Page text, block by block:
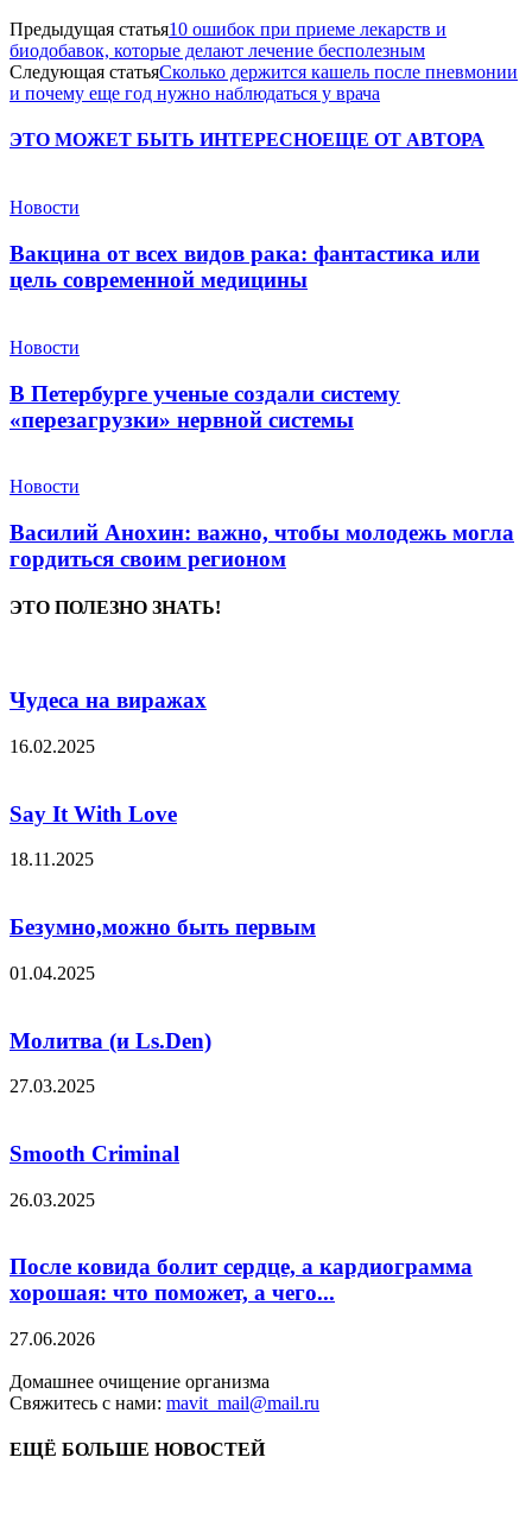
Предыдущая статья10 ошибок при приеме лекарств и
биодобавок, которые делают лечение бесполезным
Следующая статьяСколько держится кашель после пневмонии
и почему еще год нужно наблюдаться у врача
ЭТО МОЖЕТ БЫТЬ ИНТЕРЕСНОЕЩЕ ОТ АВТОРА
Новости
Вакцина от всех видов рака: фантастика или
цель современной медицины
Новости
В Петербурге ученые создали систему
«перезагрузки» нервной системы
Новости
Василий Анохин: важно, чтобы молодежь могла
гордиться своим регионом
ЭТО ПОЛЕЗНО ЗНАТЬ!
Чудеса на виражах
16.02.2025
Say It With Love
18.11.2025
Безумно,можно быть первым
01.04.2025
Молитва (и Ls.Den)
27.03.2025
Smooth Criminal
26.03.2025
После ковида болит сердце, а кардиограмма
хорошая: что поможет, а чего...
27.06.2026
Домашнее очищение организма
Свяжитесь с нами: mavit_mail@mail.ru
ЕЩЁ БОЛЬШЕ НОВОСТЕЙ